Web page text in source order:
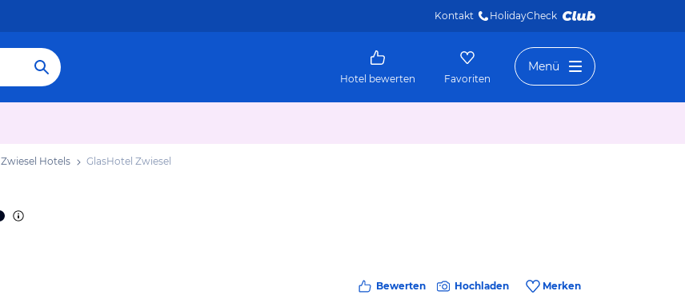
Kontakt HolidayCheck
Hotel bewerten Favoriten
Menü
Zwiesel Hotels GlasHotel Zwiesel
Bewerten Hochladen Merken